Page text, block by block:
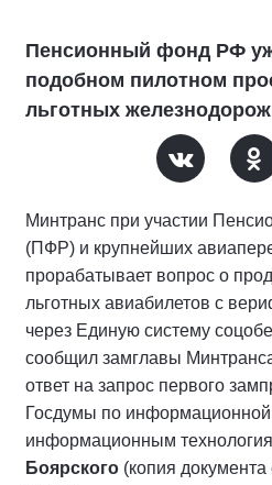
Пенсионный фонд РФ
подобном пилотном
льготных
Минтранс при участии
(ПФР) и крупнейших
прорабатывает вопрос о
льготных авиабилетов с
через Единую систему
сообщил замглавы
ответ на запрос первого
Госдумы по информационной
информационным
Боярского (копия